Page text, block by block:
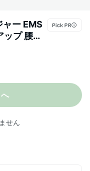
ー EMS
プ 腰マ
温感マ
ダイエッ
せん